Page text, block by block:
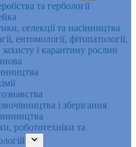
та гербології
селекції та насінництва
ентомології, фітопатології,
захисту і карантину рослин
і зберігання
робототехніки та